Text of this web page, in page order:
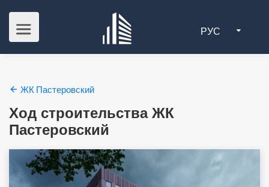
РУС
ЖК Пастеровский
Ход строительства ЖК
Пастеровский